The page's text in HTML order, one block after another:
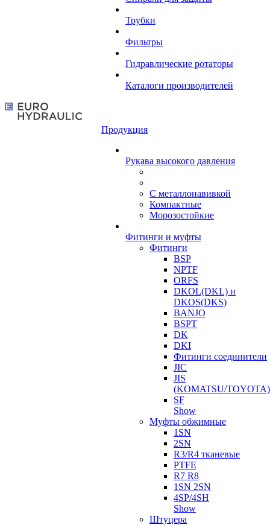
Трубки
Фильтры
Гидравлические ротаторы
Каталоги производителей
Продукция
Рукава высокого давления
С металлонавивкой
Компактные
Морозостойкие
Фитинги и муфты
Фитинги
BSP
NPTF
ORFS
DKOL(DKL) и
DKOS(DKS)
BANJO
BSPT
DK
DKI
Фитинги соединители
JIC
JIS
(KOMATSU/TOYOTA)
SF
Show
Муфты обжимные
1SN
2SN
R3/R4 тканевые
PTFE
R7 R8
1SN 2SN
4SP/4SH
Show
Штуцера